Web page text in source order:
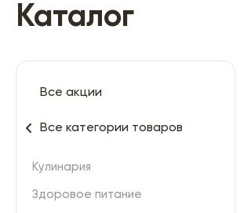
Каталог
Все акции
Все категории товаров
Кулинария
Здоровое питание